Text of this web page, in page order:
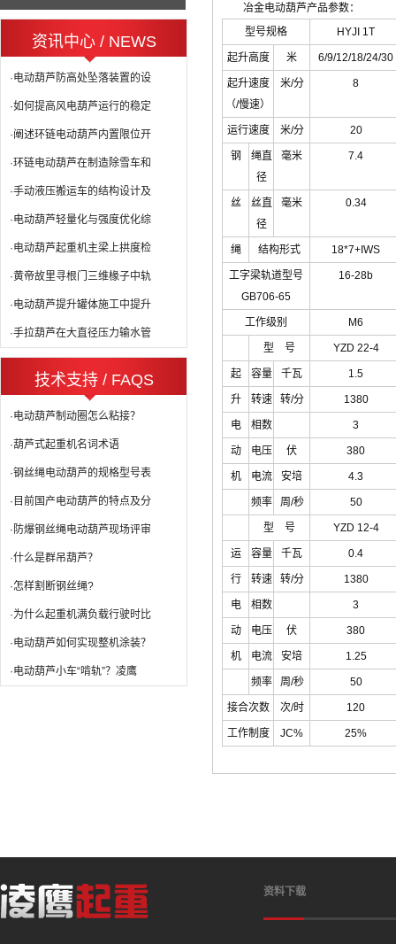
资讯中心 / NEWS
·电动葫芦防高处坠落装置的设
·如何提高风电葫芦运行的稳定
·阐述环链电动葫芦内置限位开
·环链电动葫芦在制造除雪车和
·手动液压搬运车的结构设计及
·电动葫芦轻量化与强度优化综
·电动葫芦起重机主梁上拱度检
·黄帝故里寻根门三维椽子中轨
·电动葫芦提升罐体施工中提升
·手拉葫芦在大直径压力输水管
技术支持 / FAQS
·电动葫芦制动圈怎么粘接？
·葫芦式起重机名词术语
·钢丝绳电动葫芦的规格型号表
·目前国产电动葫芦的特点及分
·防爆钢丝绳电动葫芦现场评审
·什么是群吊葫芦？
·怎样割断钢丝绳?
·为什么起重机满负载行驶时比
·电动葫芦如何实现整机涂装？
·电动葫芦小车“啃轨”？凌鹰
冶金电动葫芦产品参数：
型号规格
HYJI 1T
起升高度 米 6/9/12/18/24/30
起升速度
（/慢速）
米/分 8
运行速度 米/分 20
钢
绳直
径
毫米 7.4
丝
丝直
径
毫米 0.34
绳 结构形式 18*7+IWS
工字梁轨道型号
GB706-65
16-28b
工作级别 M6
型 号 YZD 22-4
起 容量 千瓦 1.5
升 转速 转/分 1380
电 相数 3
动 电压 伏 380
机 电流 安培 4.3
频率 周/秒 50
型 号 YZD 12-4
运 容量 千瓦 0.4
行 转速 转/分 1380
电 相数 3
动 电压 伏 380
机 电流 安培 1.25
频率 周/秒 50
接合次数 次/时 120
工作制度 JC% 25%
资料下载